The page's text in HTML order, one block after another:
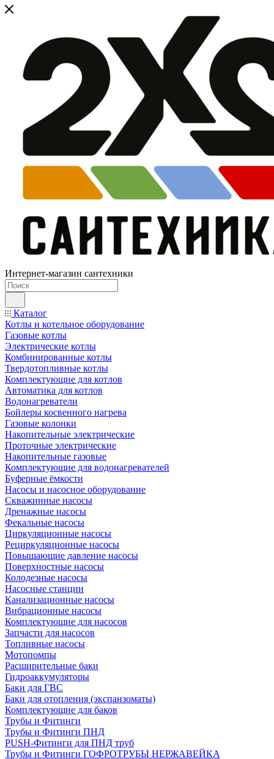
Интернет-магазин сантехники
Каталог
Котлы и котельное оборудование
Газовые котлы
Электрические котлы
Комбинированные котлы
Твердотопливные котлы
Комплектующие для котлов
Автоматика для котлов
Водонагреватели
Бойлеры косвенного нагрева
Газовые колонки
Накопительные электрические
Проточные электрические
Накопительные газовые
Комплектующие для водонагревателей
Буферные ёмкости
Насосы и насосное оборудование
Скважинные насосы
Дренажные насосы
Фекальные насосы
Циркуляционные насосы
Рециркуляционные насосы
Повышающие давление насосы
Поверхностные насосы
Колодезные насосы
Насосные станции
Канализационные насосы
Вибрационные насосы
Комплектующие для насосов
Запчасти для насосов
Топливные насосы
Мотопомпы
Расширительные баки
Гидроаккумуляторы
Баки для ГВС
Баки для отопления (экспанзоматы)
Комплектующие для баков
Трубы и Фитинги
Трубы и Фитинги ПНД
PUSH-Фитинги для ПНД труб
Трубы и Фитинги ГОФРОТРУБЫ НЕРЖАВЕЙКА